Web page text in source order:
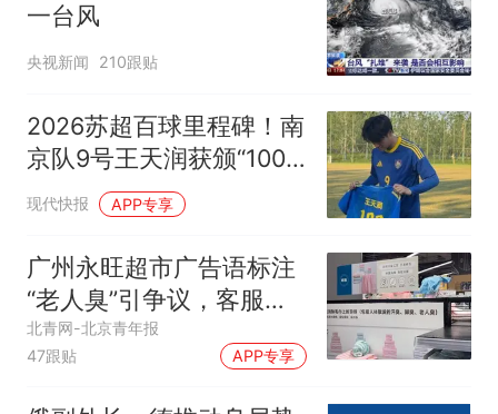
一台风
央视新闻 210跟贴
2026苏超百球里程碑！南
京队9号王天润获颁“100”
纪念球衣
现代快报 APP专享
广州永旺超市广告语标注
“老人臭”引争议，客服回
应
北青网-北京青年报
47跟贴
APP专享